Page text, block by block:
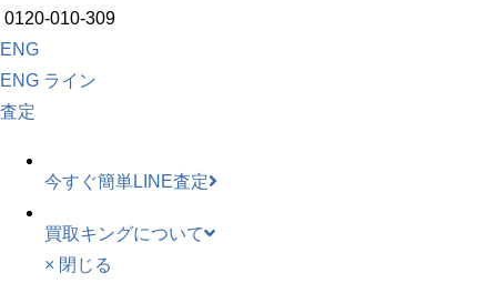
0120-010-309
ENG
ENG ライン
査定
今すぐ簡単LINE査定
買取キングについて
× 閉じる